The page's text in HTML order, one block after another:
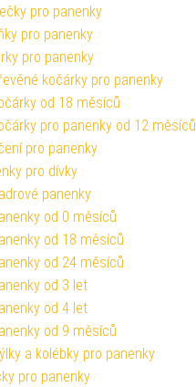
pro panenky
pro panenky
pro panenky
kočárky pro panenky
od 18 měsíců
pro panenky od 12 měsíců
pro panenky
pro dívky
panenky
od 0 měsíců
od 18 měsíců
od 24 měsíců
od 3 let
od 4 let
od 9 měsíců
a kolébky pro panenky
pro panenky